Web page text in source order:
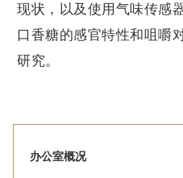
现状，以及使用气味传感
口香糖的感官特性和咀嚼
研究。
办公室概况